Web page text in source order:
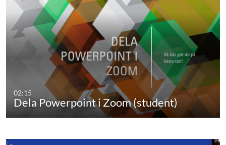
02:15
Dela Powerpoint i Zoom (student)